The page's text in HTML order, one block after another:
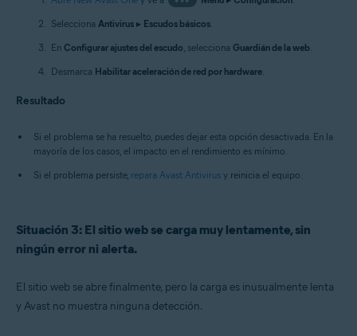
Selecciona Antivirus ▸ Escudos básicos.
En Configurar ajustes del escudo, selecciona Guardián de la web.
Desmarca Habilitar aceleración de red por hardware.
Resultado
Si el problema se ha resuelto, puedes dejar esta opción desactivada. En la
mayoría de los casos, el impacto en el rendimiento es mínimo.
Si el problema persiste, repara Avast Antivirus y reinicia el equipo.
Situación 3: El sitio web se carga muy lentamente, sin
ningún error ni alerta.
El sitio web se abre finalmente, pero la carga es inusualmente lenta
y Avast no muestra ninguna detección.